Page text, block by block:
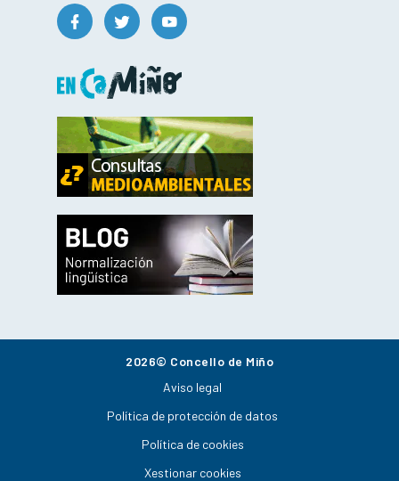
2026© Concello de Miño
Aviso legal
Política de protección de datos
Política de cookies
Xestionar cookies